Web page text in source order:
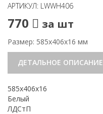
АРТИКУЛ: LWWH406
770 за шт
Размер: 585х406х16 мм
ДЕТАЛЬНОЕ ОПИСАНИЕ
585х406х16
Белый
ЛДСтП